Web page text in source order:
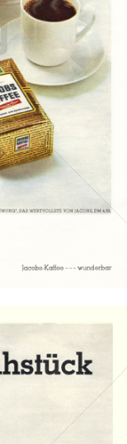
1967
Bild-ID: 13911